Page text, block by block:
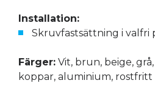
Installation:
Skruvfastsättning i valfri
Färger: Vit, brun, beige,
koppar, aluminium, rostfritt